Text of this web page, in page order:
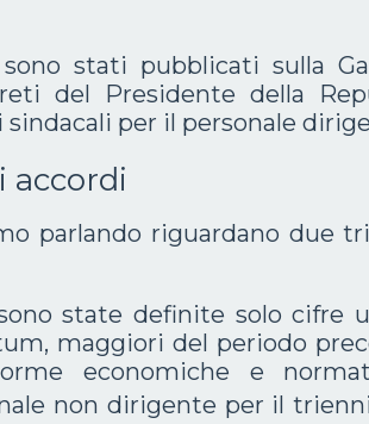
stati pubblicati sulla
del Presidente della
per il personale
accordi
parlando riguardano due
state definite solo cifre
maggiori del periodo
economiche e
non dirigente per il